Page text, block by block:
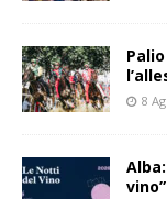
8
vino”